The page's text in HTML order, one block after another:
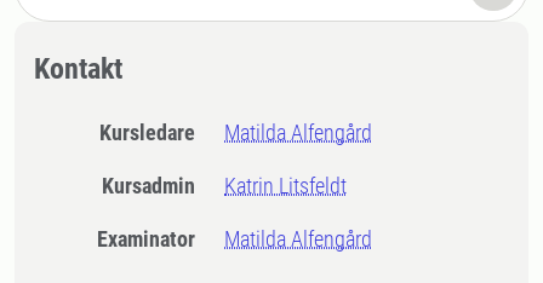
Kontakt
Kursledare Matilda Alfengård
Kursadmin Katrin Litsfeldt
Examinator Matilda Alfengård